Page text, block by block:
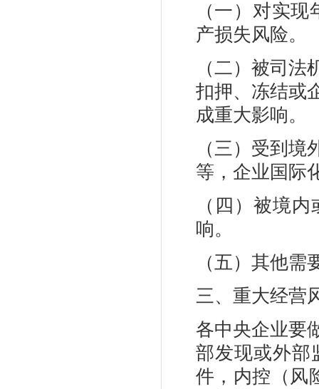
（一）对实
产损失风险。
（二）被司
扣押、冻结或
成重大影响。
（三）受到
等，企业国际
（四）被境
响。
（五）其他需
三、重大经营
各中央企业要
部发现或外部
件，内控（风